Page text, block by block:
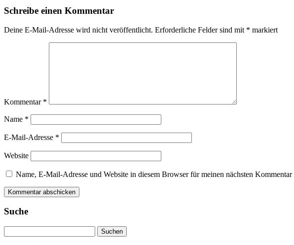
Schreibe einen Kommentar
Deine E-Mail-Adresse wird nicht veröffentlicht. Erforderliche Felder sind mit * markiert
Kommentar *
Name *
E-Mail-Adresse *
Website
Name, E-Mail-Adresse und Website in diesem Browser für meinen nächsten Kommentar
Suche
nach: